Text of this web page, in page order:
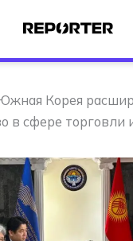
Корея
в сфере торговли